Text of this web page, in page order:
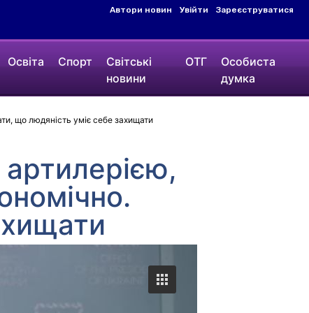
Автори новин Увійти Зареєструватися
Освіта Спорт
Світські
новини
ОТГ
Особиста
думка
що людяність уміє себе захищати